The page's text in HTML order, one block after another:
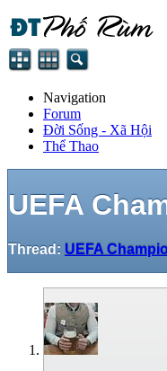
Navigation
Forum
Đời Sống - Xã Hội
Thể Thao
UEFA
Thread: UEFA